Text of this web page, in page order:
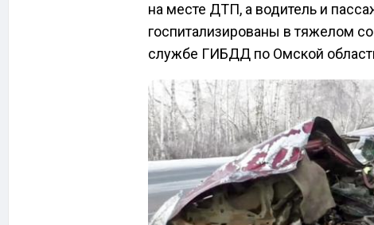
на месте ДТП, а водитель и
госпитализированы в тяжелом
службе ГИБДД по Омской